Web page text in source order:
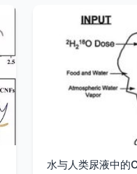
水与人类尿液中的